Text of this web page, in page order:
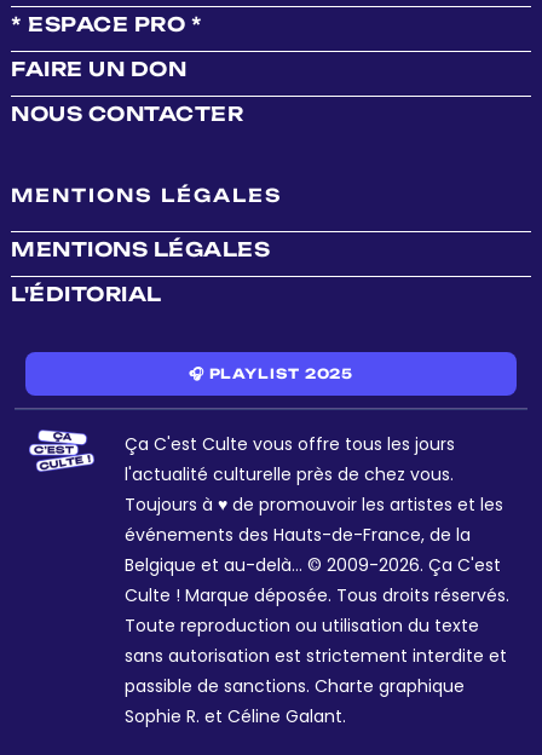
* ESPACE PRO *
FAIRE UN DON
NOUS CONTACTER
MENTIONS LÉGALES
MENTIONS LÉGALES
L'ÉDITORIAL
🎧 PLAYLIST 2025
Ça C'est Culte vous offre tous les jours
l'actualité culturelle près de chez vous.
Toujours à ♥ de promouvoir les artistes et les
événements des Hauts-de-France, de la
Belgique et au-delà... © 2009-2026. Ça C'est
Culte ! Marque déposée. Tous droits réservés.
Toute reproduction ou utilisation du texte
sans autorisation est strictement interdite et
passible de sanctions. Charte graphique
Sophie R. et Céline Galant.